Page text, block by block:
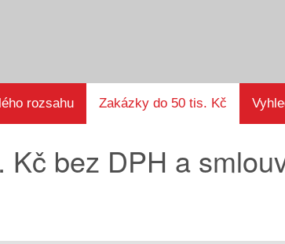
rozsahu Zakázky do 50 tis. Kč
bez DPH a